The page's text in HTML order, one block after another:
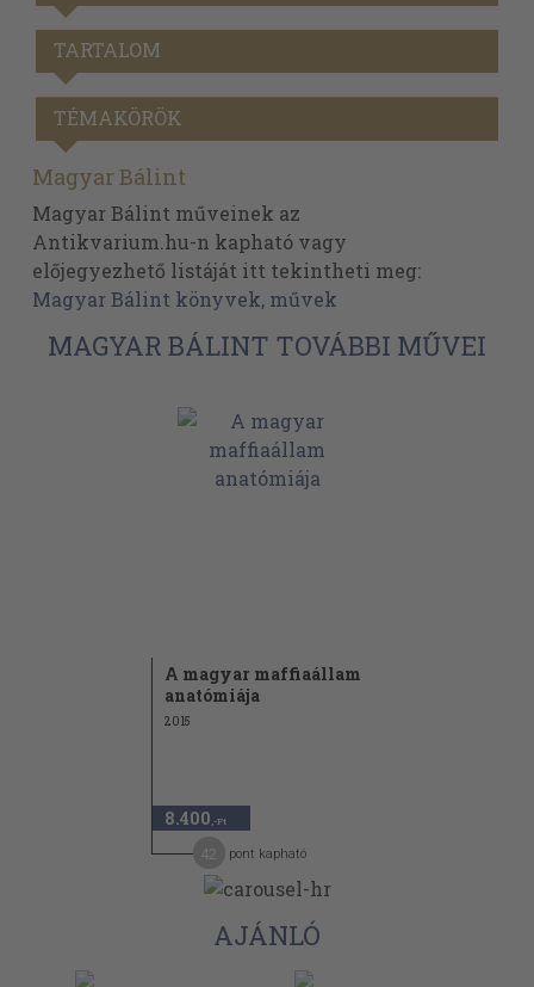
TARTALOM
TÉMAKÖRÖK
Magyar Bálint
Magyar Bálint műveinek az
Antikvarium.hu-n kapható vagy
előjegyezhető listáját itt tekintheti meg:
Magyar Bálint könyvek, művek
MAGYAR BÁLINT TOVÁBBI MŰVEI
A magyar maffiaállam
anatómiája
2015
8.400 ,-Ft
pont kapható
AJÁNLÓ